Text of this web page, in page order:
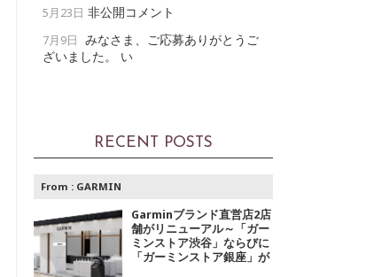
5月23日 非公開コメント
7月9日 みなさま、ご応募ありがとうご
ざいました。 い
RECENT POSTS
From : GARMIN
Garminブランド直営店2店
舗がリニューアル～「ガー
ミンストア渋谷」ならびに
「ガーミンストア銀座」が